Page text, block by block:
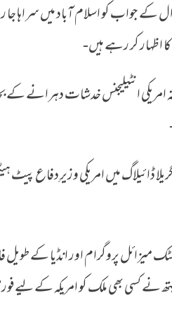
خوش
کے جواب کو اسلام آباد میں سراہا جا
اظہار کر رہے ہیں-
انٹیلیجنس خدشات دہرانے کے
ڈائیلاگ میں امریکی وزیرِ دفاع پیٹ
میزائل پروگرام اور انڈیا کے
نے کسی بھی ملک کو امریکہ کے لیے